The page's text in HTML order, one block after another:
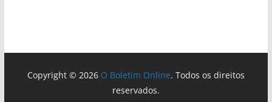
Copyright © 2026 O Boletim Online. Todos os direitos
reservados.